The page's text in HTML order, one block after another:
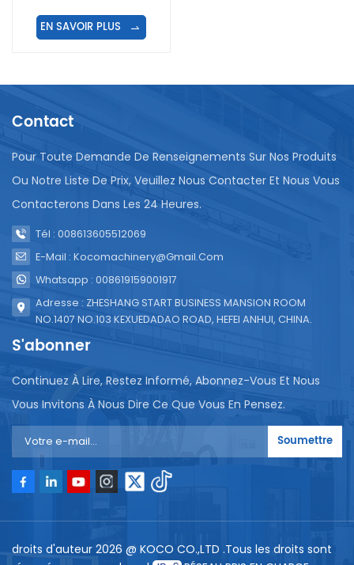
EN SAVOIR PLUS
Contact
Pour Toute Demande De Renseignements Sur Nos Produits
Ou Notre Liste De Prix, Veuillez Nous Contacter Et Nous Vous
Contacterons Dans Les 24 Heures.
Tél : 008613605512069
E-Mail : Kocomachinery@gmail.com
Whatsapp : 008619159001917
Adresse : ZHESHANG START BUSINESS MANSION ROOM
NO.1407 NO.103 KEXUEDADAO ROAD, HEFEI ANHUI, CHINA.
S'abonner
Continuez À Lire, Restez Informé, Abonnez-Vous Et Nous
Vous Invitons À Nous Dire Ce Que Vous En Pensez.
Soumettre
droits d'auteur 2026 @ KOCO CO.,LTD .Tous les droits sont